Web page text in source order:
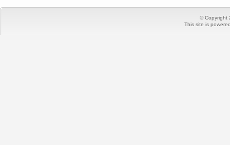
© Copyright
This site is